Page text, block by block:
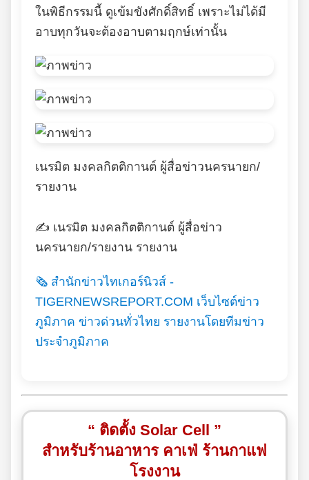
ในพิธีกรรมนี้ ดูเข้มขังศักดิ์สิทธิ์ เพราะไม่ได้มี
อาบทุกวันจะต้องอาบตามฤกษ์เท่านั้น
เนรมิต มงคลกิตติกานต์ ผู้สื่อข่าวนครนายก/
รายงาน
✍️ เนรมิต มงคลกิตติกานต์ ผู้สื่อข่าว
นครนายก/รายงาน รายงาน
🗞️ สำนักข่าวไทเกอร์นิวส์ -
TIGERNEWSREPORT.COM เว็บไซต์ข่าว
ภูมิภาค ข่าวด่วนทั่วไทย รายงานโดยทีมข่าว
ประจำภูมิภาค
“ ติดตั้ง Solar Cell ”
สำหรับร้านอาหาร คาเฟ่ ร้านกาแฟ
โรงงาน